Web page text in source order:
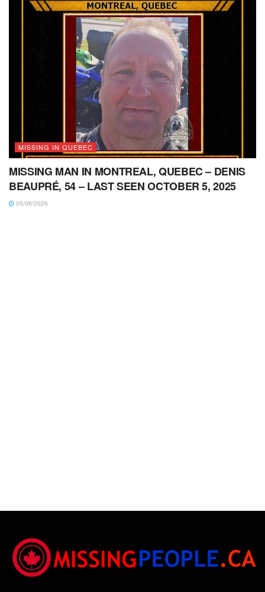
MISSING IN QUEBEC
MISSING MAN IN MONTREAL, QUEBEC – DENIS
BEAUPRÉ, 54 – LAST SEEN OCTOBER 5, 2025
05/06/2026